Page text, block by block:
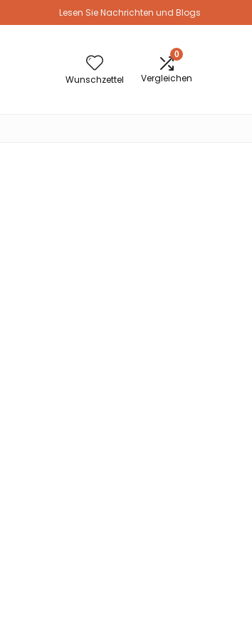
Lesen Sie Nachrichten und Blogs
Wunschzettel
0
Vergleichen